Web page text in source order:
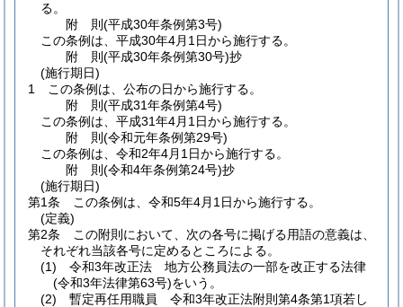
る。
附 則(平成30年条例第3号)
この条例は、平成30年4月1日から施行する。
附 則(平成30年条例第30号)抄
(施行期日)
1
この条例は、公布の日から施行する。
附 則(平成31年条例第4号)
この条例は、平成31年4月1日から施行する。
附 則(令和元年条例第29号)
この条例は、令和2年4月1日から施行する。
附 則(令和4年条例第24号)抄
(施行期日)
第1条
この条例は、令和5年4月1日から施行する。
(定義)
第2条
この附則において、次の各号に掲げる用語の意義は、
それぞれ当該各号に定めるところによる。
(1)
令和3年改正法 地方公務員法の一部を改正する法律
(令和3年法律第63号)をいう。
(2)
暫定再任用職員 令和3年改正法附則第4条第1項若し